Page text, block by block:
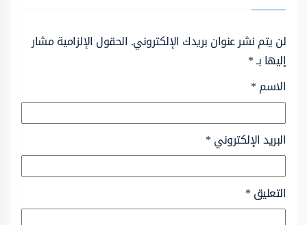
لن يتم نشر عنوان بريدك الإلكتروني. الحقول الإلزامية مشار
إليها بـ*
الاسم*
البريد الإلكتروني*
التعليق*